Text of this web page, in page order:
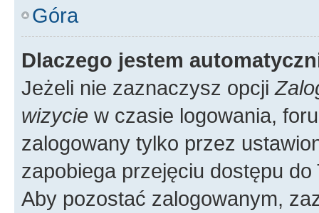
Góra
Dlaczego jestem
Jeżeli nie zaznaczysz opcji
wizycie w czasie logowania,
zalogowany tylko przez
zapobiega przejęciu dostępu
Aby pozostać zalogowanym,